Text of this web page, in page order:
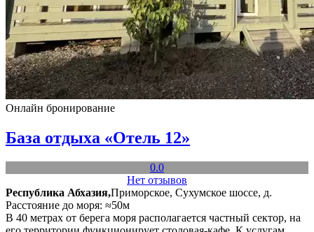
Онлайн бронирование
База отдыха «Отель 12»
0.0
Нет отзывов
Республика Абхазия,Приморское, Сухумское шоссе, д.
Расстояние до моря: ≈50м
В 40 метрах от берега моря располагается частный сектор, на